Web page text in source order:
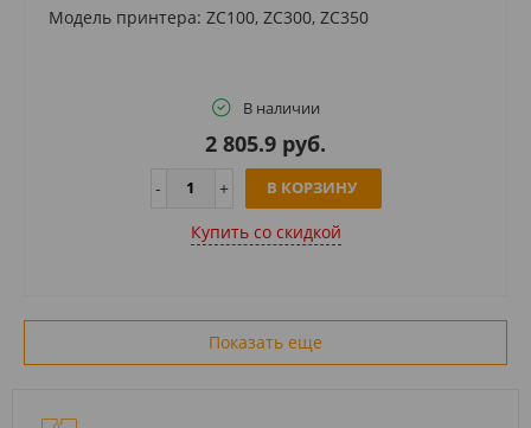
Модель принтера: ZC100, ZC300, ZC350
В наличии
2 805.9 руб.
В КОРЗИНУ
Купить cо скидкой
Показать еще